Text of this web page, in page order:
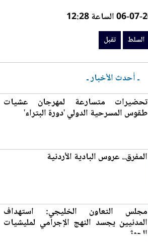
السلط تقبل
ـ أحدث الأخبار ـ
تحضيرات متسارعة لمهرجان عشيات
طقوس المسرحية الدولي 'دورة البتراء'
المفرق.. عروس البادية الأردنية
مجلس التعاون الخليجي: استهداف
المدنيين يجسد النهج الإجرامي لمليشيات
الحوثي